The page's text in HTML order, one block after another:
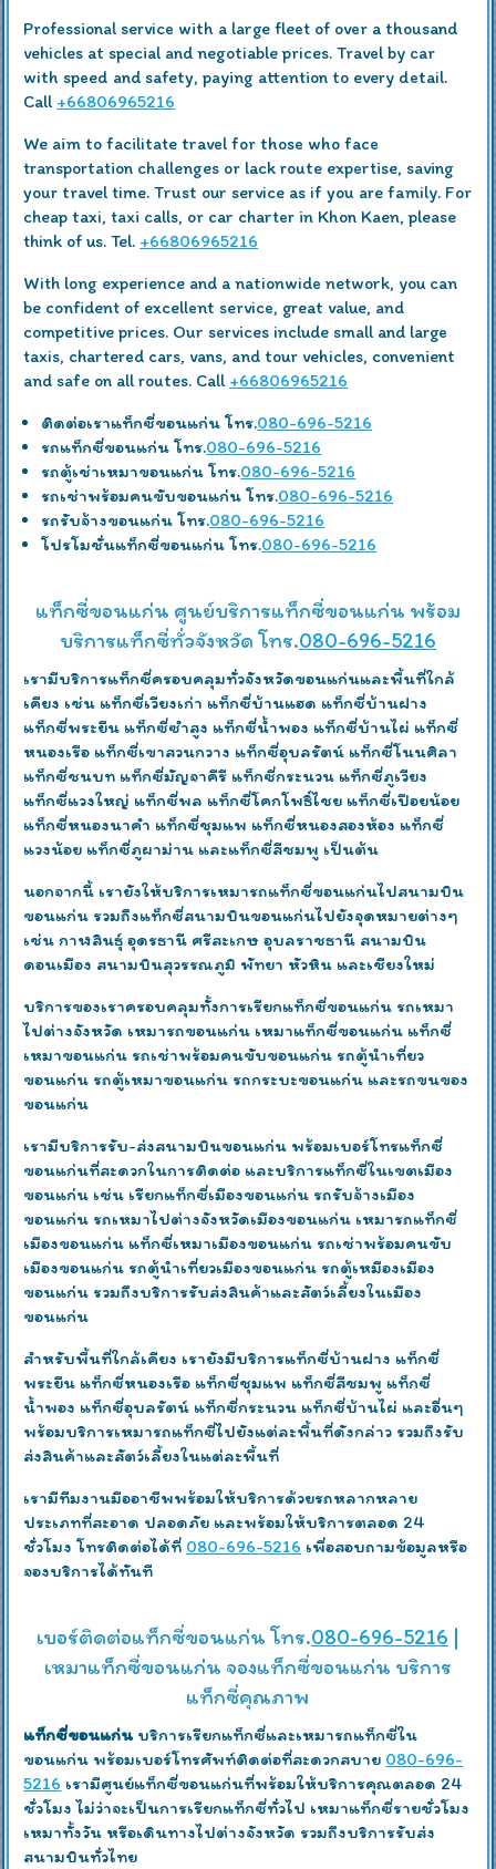
Professional service with a large fleet of over a thousand
vehicles at special and negotiable prices. Travel by car
with speed and safety, paying attention to every detail.
Call +66806965216
We aim to facilitate travel for those who face
transportation challenges or lack route expertise, saving
your travel time. Trust our service as if you are family. For
cheap taxi, taxi calls, or car charter in Khon Kaen, please
think of us. Tel. +66806965216
With long experience and a nationwide network, you can
be confident of excellent service, great value, and
competitive prices. Our services include small and large
taxis, chartered cars, vans, and tour vehicles, convenient
and safe on all routes. Call +66806965216
ติดต่อเราแท็กซี่ขอนแก่น โทร.080-696-5216
รถแท็กซี่ขอนแก่น โทร.080-696-5216
รถตู้เช่าเหมาขอนแก่น โทร.080-696-5216
รถเช่าพร้อมคนขับขอนแก่น โทร.080-696-5216
รถรับจ้างขอนแก่น โทร.080-696-5216
โปรโมชั่นแท็กซี่ขอนแก่น โทร.080-696-5216
แท็กซี่ขอนแก่น ศูนย์บริการแท็กซี่ขอนแก่น พร้อม
บริการแท็กซี่ทั่วจังหวัด โทร.080-696-5216
เรามีบริการแท็กซี่ครอบคลุมทั่วจังหวัดขอนแก่นและพื้นที่ใกล้
เคียง เช่น แท็กซี่เวียงเก่า แท็กซี่บ้านแฮด แท็กซี่บ้านฝาง
แท็กซี่พระยืน แท็กซี่ซำสูง แท็กซี่น้ำพอง แท็กซี่บ้านไผ่ แท็กซี่
หนองเรือ แท็กซี่เขาสวนกวาง แท็กซี่อุบลรัตน์ แท็กซี่โนนศิลา
แท็กซี่ชนบท แท็กซี่มัญจาคีรี แท็กซี่กระนวน แท็กซี่ภูเวียง
แท็กซี่แวงใหญ่ แท็กซี่พล แท็กซี่โคกโพธิ์ไชย แท็กซี่เปือยน้อย
แท็กซี่หนองนาคำ แท็กซี่ชุมแพ แท็กซี่หนองสองห้อง แท็กซี่
แวงน้อย แท็กซี่ภูผาม่าน และแท็กซี่สีชมพู เป็นต้น
นอกจากนี้ เรายังให้บริการเหมารถแท็กซี่ขอนแก่นไปสนามบิน
ขอนแก่น รวมถึงแท็กซี่สนามบินขอนแก่นไปยังจุดหมายต่างๆ
เช่น กาฬสินธุ์ อุดรธานี ศรีสะเกษ อุบลราชธานี สนามบิน
ดอนเมือง สนามบินสุวรรณภูมิ พัทยา หัวหิน และเชียงใหม่
บริการของเราครอบคลุมทั้งการเรียกแท็กซี่ขอนแก่น รถเหมา
ไปต่างจังหวัด เหมารถขอนแก่น เหมาแท็กซี่ขอนแก่น แท็กซี่
เหมาขอนแก่น รถเช่าพร้อมคนขับขอนแก่น รถตู้นำเที่ยว
ขอนแก่น รถตู้เหมาขอนแก่น รถกระบะขอนแก่น และรถขนของ
ขอนแก่น
เรามีบริการรับ-ส่งสนามบินขอนแก่น พร้อมเบอร์โทรแท็กซี่
ขอนแก่นที่สะดวกในการติดต่อ และบริการแท็กซี่ในเขตเมือง
ขอนแก่น เช่น เรียกแท็กซี่เมืองขอนแก่น รถรับจ้างเมือง
ขอนแก่น รถเหมาไปต่างจังหวัดเมืองขอนแก่น เหมารถแท็กซี่
เมืองขอนแก่น แท็กซี่เหมาเมืองขอนแก่น รถเช่าพร้อมคนขับ
เมืองขอนแก่น รถตู้นำเที่ยวเมืองขอนแก่น รถตู้เหมืองเมือง
ขอนแก่น รวมถึงบริการรับส่งสินค้าและสัตว์เลี้ยงในเมือง
ขอนแก่น
สำหรับพื้นที่ใกล้เคียง เรายังมีบริการแท็กซี่บ้านฝาง แท็กซี่
พระยืน แท็กซี่หนองเรือ แท็กซี่ชุมแพ แท็กซี่สีชมพู แท็กซี่
น้ำพอง แท็กซี่อุบลรัตน์ แท็กซี่กระนวน แท็กซี่บ้านไผ่ และอื่นๆ
พร้อมบริการเหมารถแท็กซี่ไปยังแต่ละพื้นที่ดังกล่าว รวมถึงรับ
ส่งสินค้าและสัตว์เลี้ยงในแต่ละพื้นที่
เรามีทีมงานมืออาชีพพร้อมให้บริการด้วยรถหลากหลาย
ประเภทที่สะอาด ปลอดภัย และพร้อมให้บริการตลอด 24
ชั่วโมง โทรติดต่อได้ที่ 080-696-5216 เพื่อสอบถามข้อมูลหรือ
จองบริการได้ทันที
เบอร์ติดต่อแท็กซี่ขอนแก่น โทร.080-696-5216 |
เหมาแท็กซี่ขอนแก่น จองแท็กซี่ขอนแก่น บริการ
แท็กซี่คุณภาพ
แท็กซี่ขอนแก่น บริการเรียกแท็กซี่และเหมารถแท็กซี่ใน
ขอนแก่น พร้อมเบอร์โทรศัพท์ติดต่อที่สะดวกสบาย 080-696-
5216 เรามีศูนย์แท็กซี่ขอนแก่นที่พร้อมให้บริการคุณตลอด 24
ชั่วโมง ไม่ว่าจะเป็นการเรียกแท็กซี่ทั่วไป เหมาแท็กซี่รายชั่วโมง
เหมาทั้งวัน หรือเดินทางไปต่างจังหวัด รวมถึงบริการรับส่ง
สนามบินทั่วไทย